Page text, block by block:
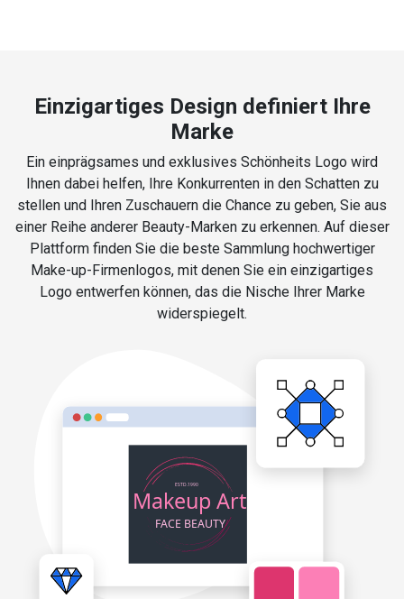
Einzigartiges Design definiert Ihre
Marke
Ein einprägsames und exklusives Schönheits Logo wird
Ihnen dabei helfen, Ihre Konkurrenten in den Schatten zu
stellen und Ihren Zuschauern die Chance zu geben, Sie aus
einer Reihe anderer Beauty-Marken zu erkennen. Auf dieser
Plattform finden Sie die beste Sammlung hochwertiger
Make-up-Firmenlogos, mit denen Sie ein einzigartiges
Logo entwerfen können, das die Nische Ihrer Marke
widerspiegelt.